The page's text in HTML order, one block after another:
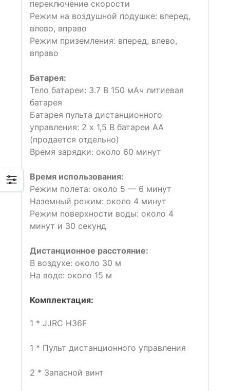
переключение скорости
Режим на воздушной подушке: вперед,
влево, вправо
Режим приземления: вперед, влево,
вправо
Батарея:
Тело батареи: 3.7 В 150 мАч литиевая
батарея
Батарея пульта дистанционного
управления: 2 х 1,5 В батареи АА
(продается отдельно)
Время зарядки: около 60 минут
Время использования:
Режим полета: около 5 — 6 минут
Наземный режим: около 4 минут
Режим поверхности воды: около 4
минут и 30 секунд
Дистанционное расстояние:
В воздухе: около 30 м
На воде: около 15 м
Комплектация:
1 * JJRC H36F
1 * Пульт дистанционного управления
2 * Запасной винт